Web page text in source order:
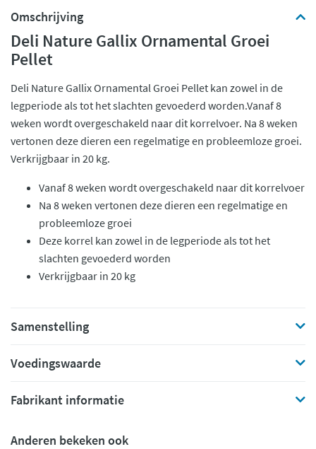
Omschrijving
Deli Nature Gallix Ornamental Groei
Pellet
Deli Nature Gallix Ornamental Groei Pellet kan zowel in de
legperiode als tot het slachten gevoederd worden.Vanaf 8
weken wordt overgeschakeld naar dit korrelvoer. Na 8 weken
vertonen deze dieren een regelmatige en probleemloze groei.
Verkrijgbaar in 20 kg.
Vanaf 8 weken wordt overgeschakeld naar dit korrelvoer
Na 8 weken vertonen deze dieren een regelmatige en
probleemloze groei
Deze korrel kan zowel in de legperiode als tot het
slachten gevoederd worden
Verkrijgbaar in 20 kg
Samenstelling
Voedingswaarde
Fabrikant informatie
Anderen bekeken ook